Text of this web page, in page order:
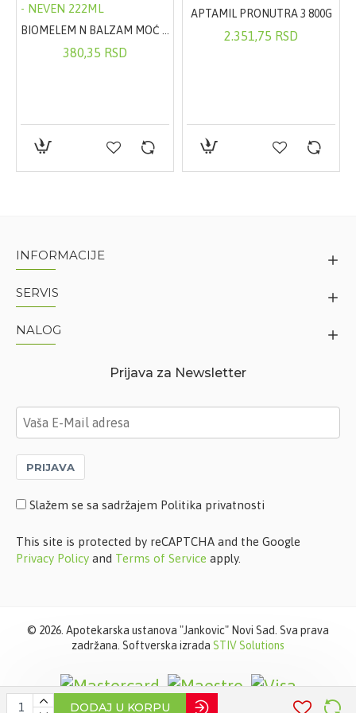
DODAJ U KORPU
380,35 RSD
APTAMIL PRONUTRA 3 800G
2.351,75 RSD
INFORMACIJE
SERVIS
NALOG
Prijava za Newsletter
PRIJAVA
Slažem se sa sadržajem Politika privatnosti
This site is protected by reCAPTCHA and the Google
Privacy Policy and Terms of Service apply.
© 2026. Apotekarska ustanova "Jankovic" Novi Sad. Sva prava
zadržana. Softverska izrada STIV Solutions